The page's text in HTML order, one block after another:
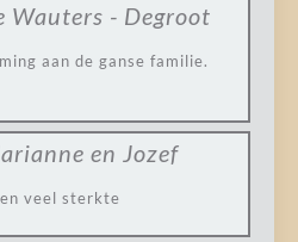
Wauters - Degroot
aan de ganse familie.
en Jozef
veel sterkte